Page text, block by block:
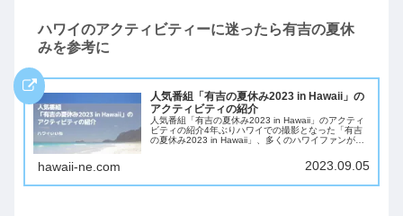
ハワイのアクティビティーに迷ったら有吉の夏休
みを参考に
人気番組「有吉の夏休み2023 in Hawaii」の
アクティビティの紹介
人気番組「有吉の夏休み2023 in Hawaii」のアクティ
ビティの紹介4年ぶりハワイでの撮影となった「有吉
の夏休み2023 in Hawaii」、多くのハワイファンが見
hawaii-ne.com 2023.09.05